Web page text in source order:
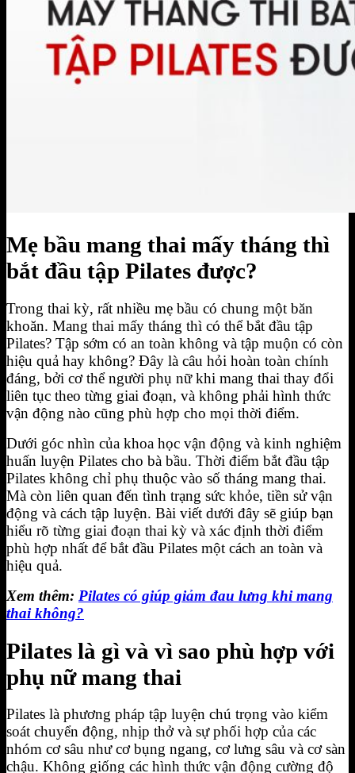
Đăng Ký Tập Thử miễn phí
Hotline 0944.731.555
Mẹ bầu mang thai mấy tháng thì
bắt đầu tập Pilates được?
Trong thai kỳ, rất nhiều mẹ bầu có chung một băn
khoăn. Mang thai mấy tháng thì có thể bắt đầu tập
Pilates? Tập sớm có an toàn không và tập muộn có còn
hiệu quả hay không? Đây là câu hỏi hoàn toàn chính
đáng, bởi cơ thể người phụ nữ khi mang thai thay đổi
liên tục theo từng giai đoạn, và không phải hình thức
vận động nào cũng phù hợp cho mọi thời điểm.
Dưới góc nhìn của khoa học vận động và kinh nghiệm
huấn luyện Pilates cho bà bầu. Thời điểm bắt đầu tập
Pilates không chỉ phụ thuộc vào số tháng mang thai.
Mà còn liên quan đến tình trạng sức khỏe, tiền sử vận
động và cách tập luyện. Bài viết dưới đây sẽ giúp bạn
hiểu rõ từng giai đoạn thai kỳ và xác định thời điểm
phù hợp nhất để bắt đầu Pilates một cách an toàn và
hiệu quả.
Xem thêm: Pilates có giúp giảm đau lưng khi mang
thai không?
Pilates là gì và vì sao phù hợp với
phụ nữ mang thai
Pilates là phương pháp tập luyện chú trọng vào kiểm
soát chuyển động, nhịp thở và sự phối hợp của các
nhóm cơ sâu như cơ bụng ngang, cơ lưng sâu và cơ sàn
chậu. Không giống các hình thức vận động cường độ